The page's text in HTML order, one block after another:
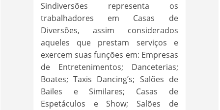
Sindiversões representa os
trabalhadores em Casas de
Diversões, assim considerados
aqueles que prestam serviços e
exercem suas funções em: Empresas
de Entretenimentos; Danceterias;
Boates; Taxis Dancing’s; Salões de
Bailes e Similares; Casas de
Espetáculos e Show; Salões de